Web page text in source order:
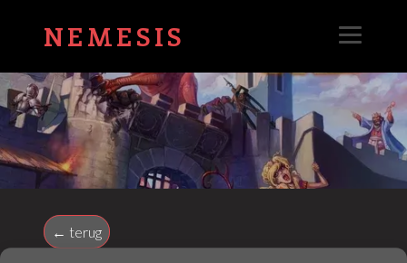
NEMESIS
← terug